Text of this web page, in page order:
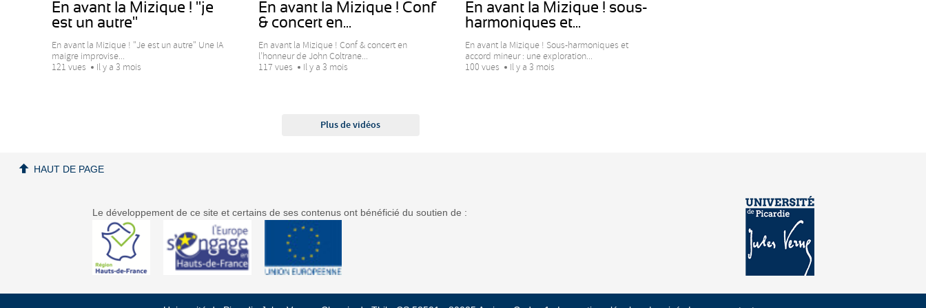
En avant la Mizique ! "je
est un autre"
En avant la Mizique ! "Je est un autre" Une IA
maigre improvise...
121 vues
Il y a 3 mois
En avant la Mizique ! Conf
& concert en...
En avant la Mizique ! Conf & concert en
l’honneur de John Coltrane...
117 vues
Il y a 3 mois
En avant la Mizique ! sous-
harmoniques et...
En avant la Mizique ! Sous-harmoniques et
accord mineur : une exploration...
100 vues
Il y a 3 mois
Plus de vidéos
Le développement de ce site et certains de ses contenus ont bénéficié du soutien de :
HAUT DE PAGE